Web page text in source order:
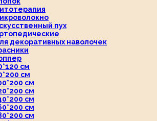
пух
декоративных наволочек
см
см
см
см
см
см
см